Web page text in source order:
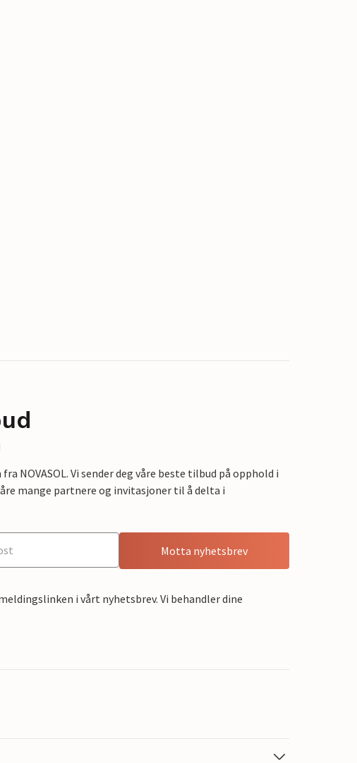
NOVASOL. Vi sender deg våre beste tilbud på opphold i
mange partnere og invitasjoner til å delta i
Motta nyhetsbrev
i vårt nyhetsbrev. Vi behandler dine